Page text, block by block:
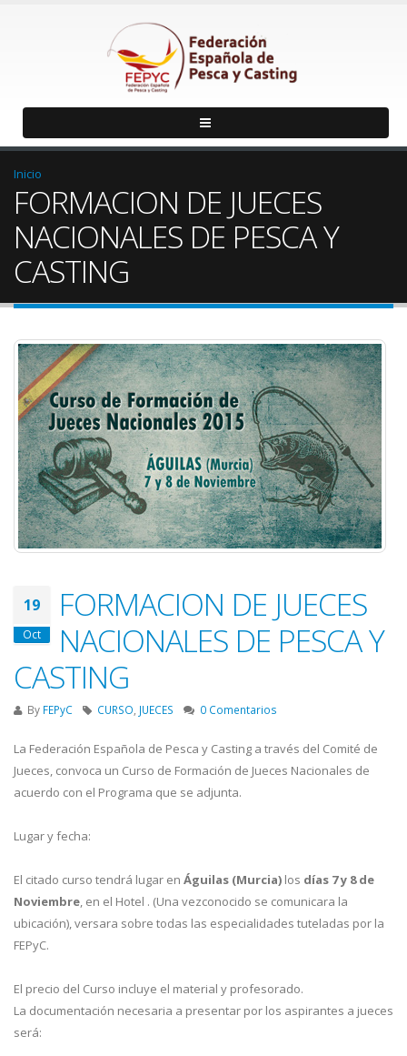
Inicio
FORMACION DE JUECES
NACIONALES DE PESCA Y
CASTING
19
Oct
FORMACION DE JUECES
NACIONALES DE PESCA Y
CASTING
By FEPyC CURSO JUECES 0 Comentarios
La Federación Española de Pesca y Casting a través del Comité de
Jueces, convoca un Curso de Formación de Jueces Nacionales de
acuerdo con el Programa que se adjunta.
Lugar y fecha:
El citado curso tendrá lugar en Águilas (Murcia) los días 7 y 8 de
Noviembre, en el Hotel . (Una vezconocido se comunicara la
ubicación), versara sobre todas las especialidades tuteladas por la
FEPyC.
El precio del Curso incluye el material y profesorado.
La documentación necesaria a presentar por los aspirantes a jueces
será: